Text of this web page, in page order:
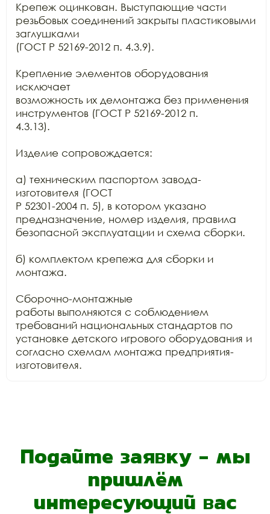
Крепеж оцинкован. Выступающие части
резьбовых соединений закрыты пластиковыми
заглушками
(ГОСТ Р 52169-2012 п. 4.3.9).
Крепление элементов оборудования
исключает
возможность их демонтажа без применения
инструментов (ГОСТ Р 52169-2012 п.
4.3.13).
Изделие сопровождается:
а) техническим паспортом завода-
изготовителя (ГОСТ
Р 52301-2004 п. 5), в котором указано
предназначение, номер изделия, правила
безопасной эксплуатации и схема сборки.
б) комплектом крепежа для сборки и
монтажа.
Сборочно-монтажные
работы выполняются с соблюдением
требований национальных стандартов по
установке детского игрового оборудования и
согласно схемам монтажа предприятия-
изготовителя.
Подайте заявку - мы
пришлём
интересующий вас